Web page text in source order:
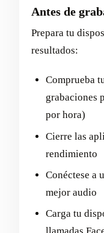
Antes de
Prepara tu
resultados:
Comprueba
grabaciones
por hora)
Cierre las
rendimiento
Conéctese a
mejor audio
Carga tu